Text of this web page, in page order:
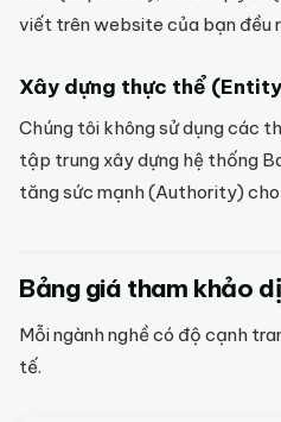
viết trên website của bạn đều
Xây dựng thực thể
Chúng tôi không sử dụng các
tập trung xây dựng hệ thống
tăng sức mạnh (Authority) cho
Bảng giá tham khảo
Mỗi ngành nghề có độ cạnh
tế.